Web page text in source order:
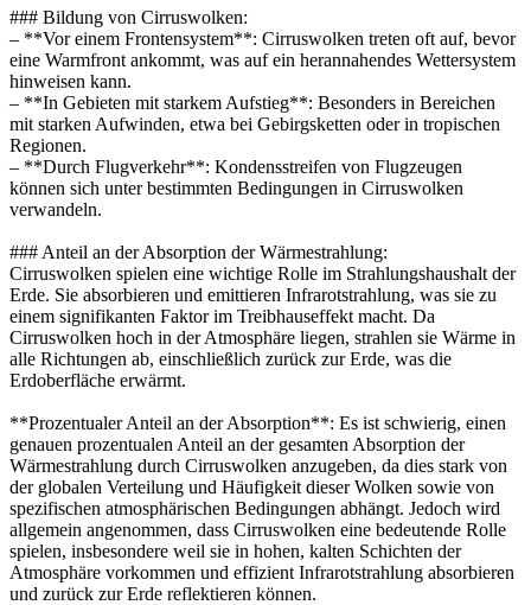
### Bildung von Cirruswolken:
– **Vor einem Frontensystem**: Cirruswolken treten oft auf, bevor
eine Warmfront ankommt, was auf ein herannahendes Wettersystem
hinweisen kann.
– **In Gebieten mit starkem Aufstieg**: Besonders in Bereichen
mit starken Aufwinden, etwa bei Gebirgsketten oder in tropischen
Regionen.
– **Durch Flugverkehr**: Kondensstreifen von Flugzeugen
können sich unter bestimmten Bedingungen in Cirruswolken
verwandeln.
### Anteil an der Absorption der Wärmestrahlung:
Cirruswolken spielen eine wichtige Rolle im Strahlungshaushalt der
Erde. Sie absorbieren und emittieren Infrarotstrahlung, was sie zu
einem signifikanten Faktor im Treibhauseffekt macht. Da
Cirruswolken hoch in der Atmosphäre liegen, strahlen sie Wärme in
alle Richtungen ab, einschließlich zurück zur Erde, was die
Erdoberfläche erwärmt.
**Prozentualer Anteil an der Absorption**: Es ist schwierig, einen
genauen prozentualen Anteil an der gesamten Absorption der
Wärmestrahlung durch Cirruswolken anzugeben, da dies stark von
der globalen Verteilung und Häufigkeit dieser Wolken sowie von
spezifischen atmosphärischen Bedingungen abhängt. Jedoch wird
allgemein angenommen, dass Cirruswolken eine bedeutende Rolle
spielen, insbesondere weil sie in hohen, kalten Schichten der
Atmosphäre vorkommen und effizient Infrarotstrahlung absorbieren
und zurück zur Erde reflektieren können.